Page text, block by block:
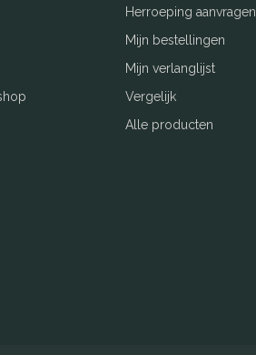
Herroeping aanvragen
Mijn bestellingen
Mijn verlanglijst
Vergelijk
Alle producten